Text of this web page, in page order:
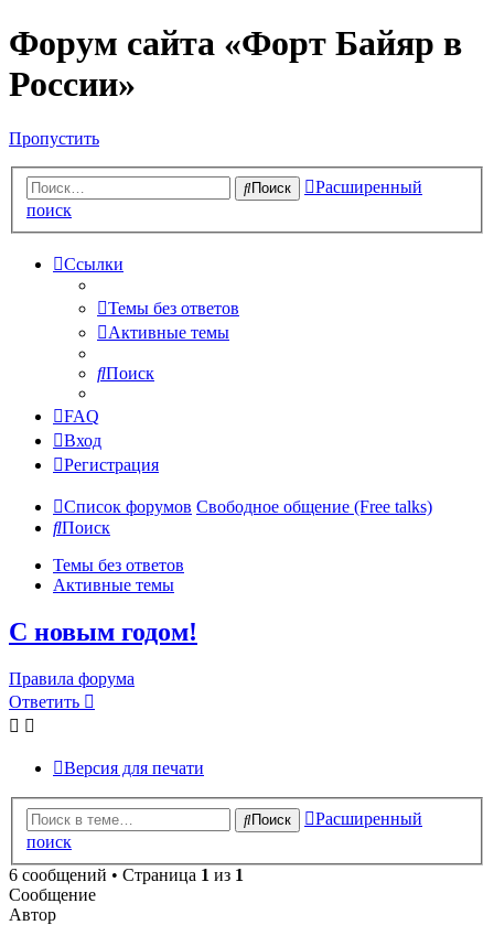
Форум сайта «Форт Байяр в
России»
Пропустить
Поиск
Расширенный
поиск
Ссылки
Темы без ответов
Активные темы
Поиск
FAQ
Вход
Регистрация
Список форумов Свободное общение (Free talks)
Поиск
Темы без ответов
Активные темы
С новым годом!
Правила форума
Ответить
Версия для печати
Поиск
Расширенный
поиск
6 сообщений • Страница 1 из 1
Сообщение
Автор